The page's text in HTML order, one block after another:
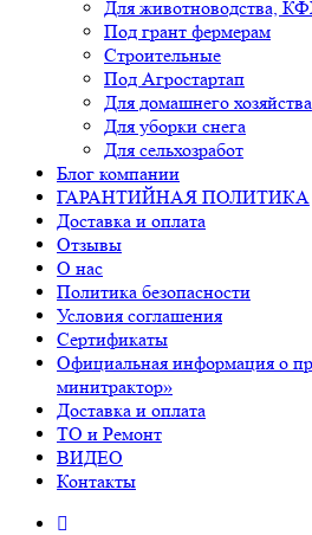
Для животноводства,
Под грант фермерам
Строительные
Под Агростартап
Для домашнего хозяйства
Для уборки снега
Для сельхозработ
Блог компании
ГАРАНТИЙНАЯ ПОЛИТИКА
Доставка и оплата
Отзывы
О нас
Политика безопасности
Условия соглашения
Сертификаты
Официальная информация о
минитрактор»
Доставка и оплата
ТО и Ремонт
ВИДЕО
Контакты